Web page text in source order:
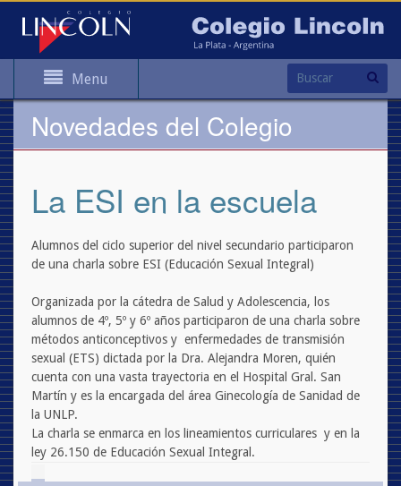
Menu
Novedades del Colegio
La ESI en la escuela
Alumnos del ciclo superior del nivel secundario participaron
de una charla sobre ESI (Educación Sexual Integral)
Organizada por la cátedra de Salud y Adolescencia, los
alumnos de 4º, 5º y 6º años participaron de una charla sobre
métodos anticonceptivos y enfermedades de transmisión
sexual (ETS) dictada por la Dra. Alejandra Moren, quién
cuenta con una vasta trayectoria en el Hospital Gral. San
Martín y es la encargada del área Ginecología de Sanidad de
la UNLP.
La charla se enmarca en los lineamientos curriculares y en la
ley 26.150 de Educación Sexual Integral.